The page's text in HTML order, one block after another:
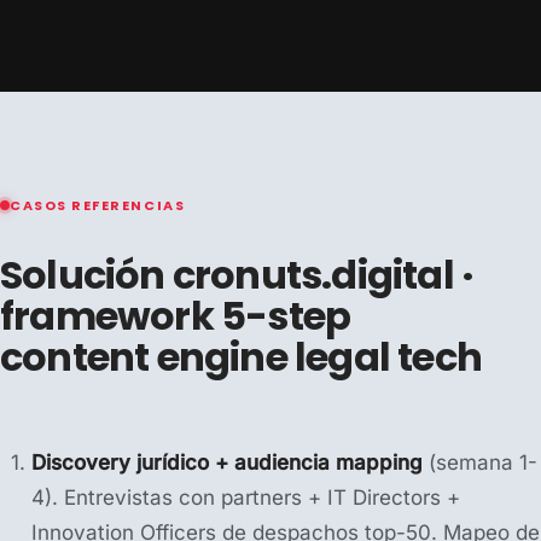
CASOS REFERENCIAS
Solución cronuts.digital ·
framework 5-step
content engine legal tech
Discovery jurídico + audiencia mapping (semana 1-
4). Entrevistas con partners + IT Directors +
Innovation Officers de despachos top-50. Mapeo de